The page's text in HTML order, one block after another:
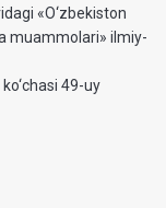
«O‘zbekiston
muammolari» ilmiy-
49-uy